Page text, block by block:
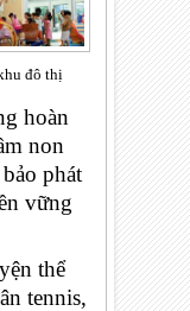
đô thị
hoàn
non
phát
vững
thể
tennis,